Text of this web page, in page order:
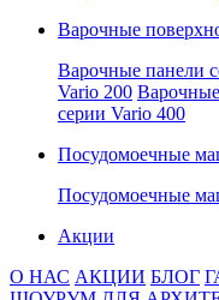
Варочные
Варочные панели
Vario 200
серии Vario 400
Посудомоечные
Посудомоечные
Акции
О НАС АКЦИИ БЛОГ